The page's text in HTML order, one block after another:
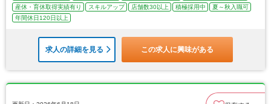
産休・育休取得実績有り
スキルアップ 店舗数30以上 積極採用中
夏～秋入職可
年間休日120日以上
求人の詳細を見る この求人に興味がある